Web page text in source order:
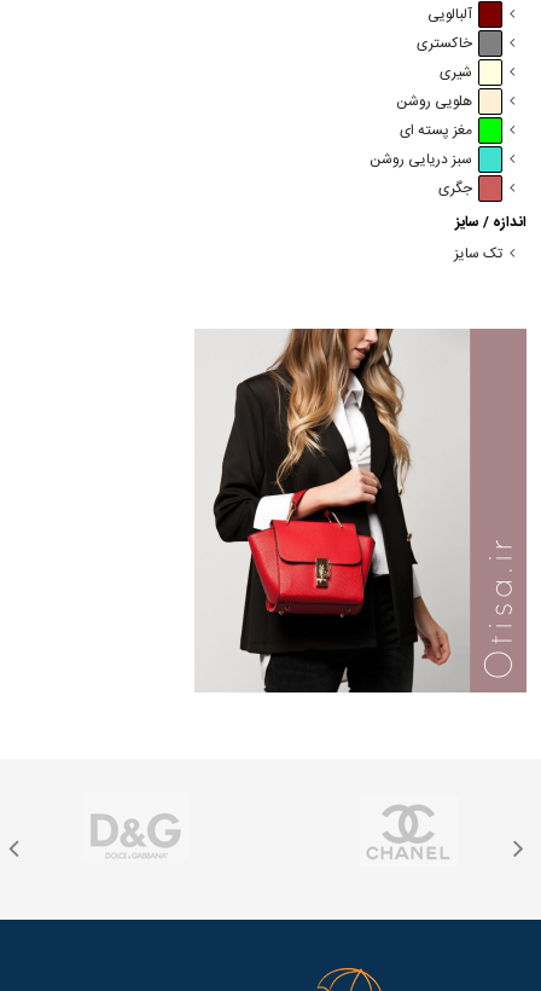
آلبالویی
خاکستری
شیری
هلویی روشن
مغز پسته ای
سبز دریایی روشن
جگری
اندازه / سایز
تک سایز